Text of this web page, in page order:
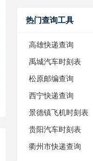
热门查询工具
高雄快递查询
禹城汽车时刻表
松原邮编查询
西宁快递查询
景德镇飞机时刻表
贵阳汽车时刻表
衢州市快递查询